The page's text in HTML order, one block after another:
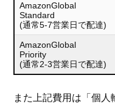
AmazonGlobal
Standard
(通常5-7営業日で配達)
AmazonGlobal
Priority
(通常2-3営業日で配達)
また上記費用は「個人